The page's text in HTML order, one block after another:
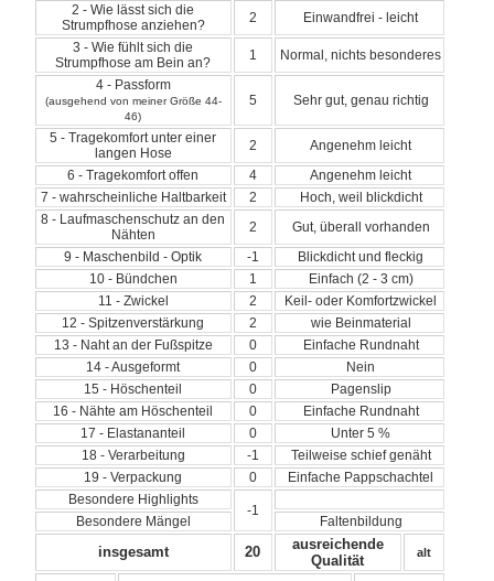
2 - Wie lässt sich die
Strumpfhose anziehen?
2
Einwandfrei - leicht
3 - Wie fühlt sich die
Strumpfhose am Bein an?
1
Normal, nichts besonderes
4 - Passform
(ausgehend von meiner Größe 44-
46)
5 Sehr gut, genau richtig
5 - Tragekomfort unter einer
langen Hose
2
Angenehm leicht
6 - Tragekomfort offen
4
Angenehm leicht
7 - wahrscheinliche Haltbarkeit
2
Hoch, weil blickdicht
8 - Laufmaschenschutz an den
Nähten
2
Gut, überall vorhanden
9 - Maschenbild - Optik
-1
Blickdicht und fleckig
10 - Bündchen
1
Einfach (2 - 3 cm)
11 - Zwickel
2
Keil- oder Komfortzwickel
12 - Spitzenverstärkung
2
wie Beinmaterial
13 - Naht an der Fußspitze
0
Einfache Rundnaht
14 - Ausgeformt
0
Nein
15 - Höschenteil
0
Pagenslip
16 - Nähte am Höschenteil
0
Einfache Rundnaht
17 - Elastananteil
0
Unter 5 %
18 - Verarbeitung
-1
Teilweise schief genäht
19 - Verpackung
0
Einfache Pappschachtel
Besondere Highlights
-1
Besondere Mängel Faltenbildung
insgesamt 20
ausreichende
Qualität
alt